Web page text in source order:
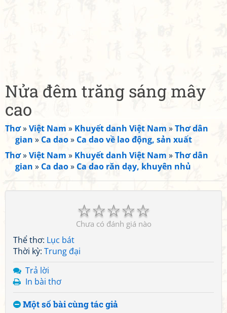
Nửa đêm trăng sáng mây
cao
Thơ»Việt Nam » Khuyết danh Việt Nam »Thơ dân
gian » Ca dao» Ca dao về lao động, sản xuất
Thơ»Việt Nam » Khuyết danh Việt Nam »Thơ dân
gian » Ca dao» Ca dao răn dạy, khuyên nhủ
☆
☆
☆
☆
☆
Chưa có đánh giá nào
Thể thơ: Lục bát
Thời kỳ: Trung đại
Trả lời
In bài thơ
Một số bài cùng tác giả